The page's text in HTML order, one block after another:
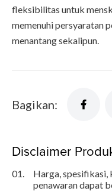
fleksibilitas untuk
memenuhi persyaratan
menantang sekalipun.
Bagikan:
Disclaimer
01.
Harga, spesifikasi,
penawaran dapat